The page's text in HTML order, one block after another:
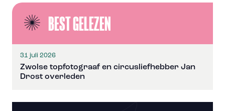
BEST GELEZEN
31 juli 2026
Zwolse topfotograaf en circusliefhebber Jan
Drost overleden